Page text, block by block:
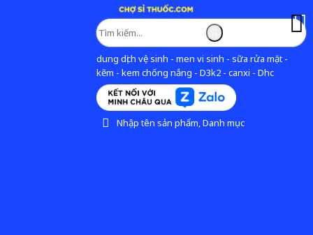
dung dịch vệ sinh - men vi sinh - sữa rửa mặt -
kẽm - kem chống nắng - D3k2 - canxi - Dhc
Nhập tên sản phẩm, Danh mục